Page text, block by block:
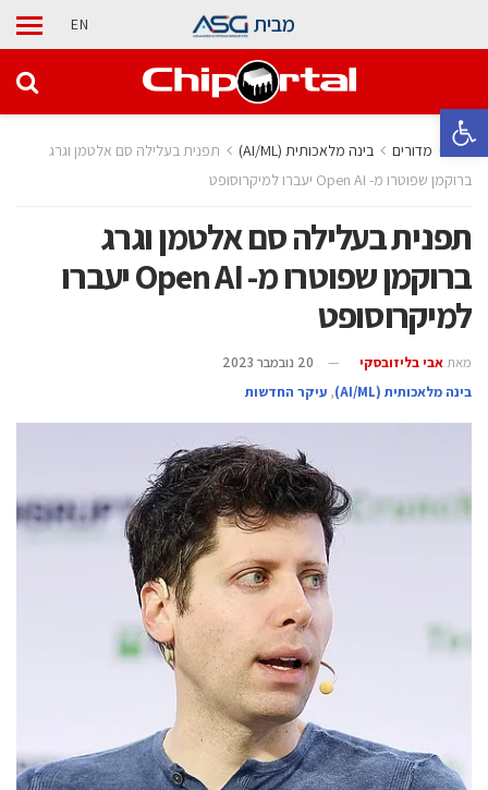
פתח סרגל נגישות
מבית EN
בית מדורים בינה מלאכותית (AI/ML)
תפנית בעלילה סם אלטמן וגרג
ברוקמן שפוטרו מ- Open AI יעברו למיקרוסופט
תפנית בעלילה סם אלטמן וגרג
ברוקמן שפוטרו מ- Open AI יעברו
למיקרוסופט
מאת אבי בליזובסקי
20 נובמבר 2023
בינה מלאכותית (AI/ML)
, עיקר החדשות